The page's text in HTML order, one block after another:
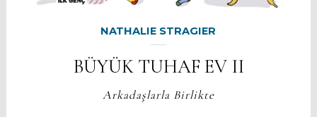
NATHALIE STRAGIER
BÜYÜK TUHAF EV II
Arkadaşlarla Birlikte